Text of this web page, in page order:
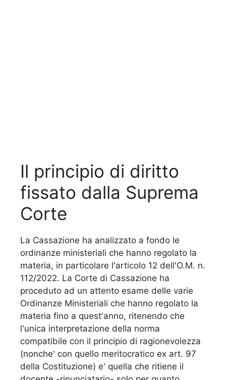
Il principio di diritto
fissato dalla Suprema
Corte
La Cassazione ha analizzato a fondo le
ordinanze ministeriali che hanno regolato la
materia, in particolare l'articolo 12 dell'O.M. n.
112/2022. La Corte di Cassazione ha
proceduto ad un attento esame delle varie
Ordinanze Ministeriali che hanno regolato la
materia fino a quest'anno, ritenendo che
l'unica interpretazione della norma
compatibile con il principio di ragionevolezza
(nonche' con quello meritocratico ex art. 97
della Costituzione) e' quella che ritiene il